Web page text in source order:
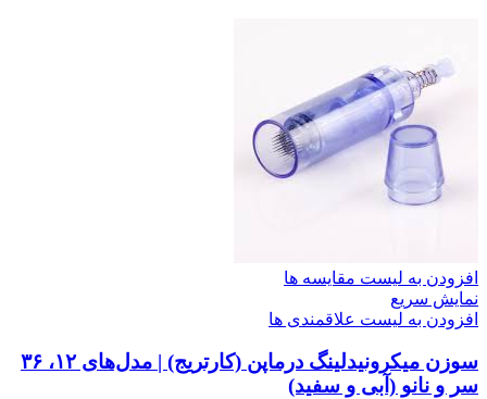
افزودن به لیست مقایسه ها
نمایش سریع
افزودن به لیست علاقمندی ها
سوزن میکرونیدلینگ درماپن (کارتریج) | مدل‌های ۱۲، ۳۶
سر و نانو (آبی و سفید)